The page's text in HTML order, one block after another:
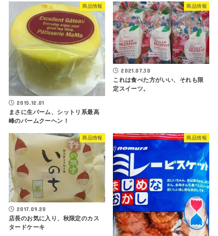
商品情報
2015.12.01
まさに生バーム、シットリ系最高
峰のバームクーヘン！
商品情報
2021.07.30
これは食べた方がいい、それも限
定スイーツ。
商品情報
2017.09.20
店長のお気に入り、秋限定のカス
タードケーキ
商品情報